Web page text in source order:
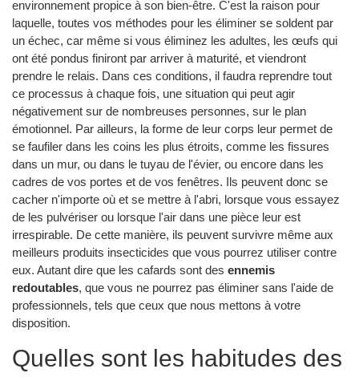
environnement propice à son bien-être. C'est la raison pour
laquelle, toutes vos méthodes pour les éliminer se soldent par
un échec, car même si vous éliminez les adultes, les œufs qui
ont été pondus finiront par arriver à maturité, et viendront
prendre le relais. Dans ces conditions, il faudra reprendre tout
ce processus à chaque fois, une situation qui peut agir
négativement sur de nombreuses personnes, sur le plan
émotionnel. Par ailleurs, la forme de leur corps leur permet de
se faufiler dans les coins les plus étroits, comme les fissures
dans un mur, ou dans le tuyau de l'évier, ou encore dans les
cadres de vos portes et de vos fenêtres. Ils peuvent donc se
cacher n'importe où et se mettre à l'abri, lorsque vous essayez
de les pulvériser ou lorsque l'air dans une pièce leur est
irrespirable. De cette manière, ils peuvent survivre même aux
meilleurs produits insecticides que vous pourrez utiliser contre
eux. Autant dire que les cafards sont des ennemis
redoutables, que vous ne pourrez pas éliminer sans l'aide de
professionnels, tels que ceux que nous mettons à votre
disposition.
Quelles sont les habitudes des